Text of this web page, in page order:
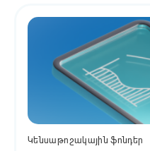
Կենսաթոշակային ֆոնդեր